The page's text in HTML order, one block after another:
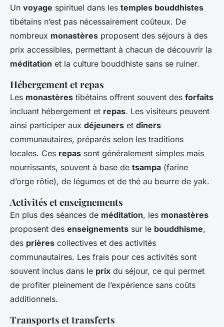
Un voyage spirituel dans les temples bouddhistes
tibétains n’est pas nécessairement coûteux. De
nombreux monastères proposent des séjours à des
prix accessibles, permettant à chacun de découvrir la
méditation et la culture bouddhiste sans se ruiner.
Hébergement et repas
Les monastères tibétains offrent souvent des forfaits
incluant hébergement et repas. Les visiteurs peuvent
ainsi participer aux déjeuners et dîners
communautaires, préparés selon les traditions
locales. Ces repas sont généralement simples mais
nourrissants, souvent à base de tsampa (farine
d’orge rôtie), de légumes et de thé au beurre de yak.
Activités et enseignements
En plus des séances de méditation, les monastères
proposent des enseignements sur le bouddhisme,
des prières collectives et des activités
communautaires. Les frais pour ces activités sont
souvent inclus dans le prix du séjour, ce qui permet
de profiter pleinement de l’expérience sans coûts
additionnels.
Transports et transferts